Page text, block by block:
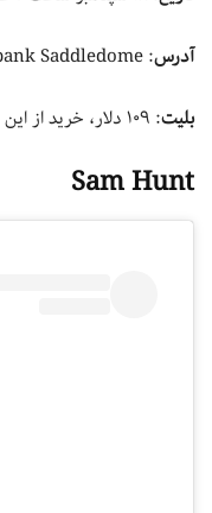
آدرس: Scotiabank Saddledome
بلیت: ۱۰۹ دلار، خرید از این
Sam Hunt